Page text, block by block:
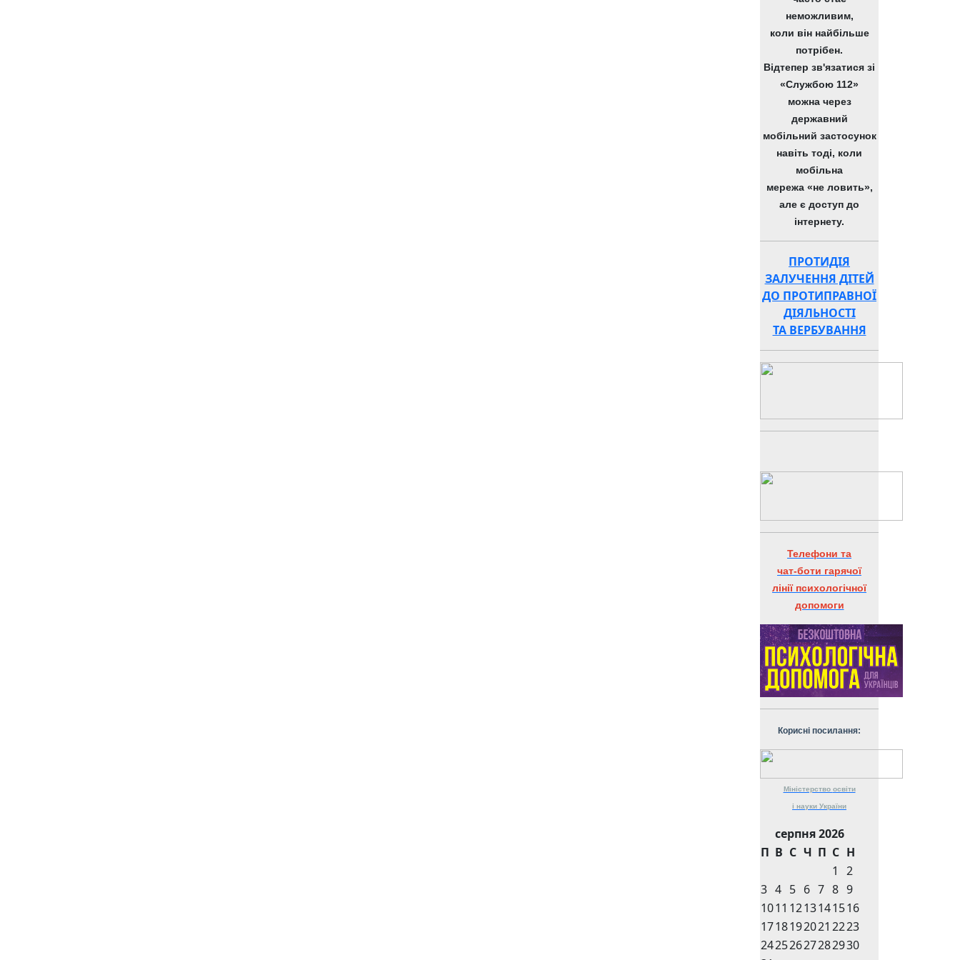
неможливим,
коли він найбільше
потрібен.
Відтепер зв'язатися зі
«Службою 112»
можна через
державний
мобільний застосунок
навіть тоді, коли
мобільна
мережа «не ловить»,
але є доступ до
інтернету.
ПРОТИДІЯ
ЗАЛУЧЕННЯ ДІТЕЙ
ДО ПРОТИПРАВНОЇ
ДІЯЛЬНОСТІ
ТА ВЕРБУВАННЯ
Телефони та
чат-боти гарячої
лінії психологічної
допомоги
Корисні посилання:
Міністерство освіти
і науки України
серпня 2026
П В С Ч П С Н
1
2
3 4 5 6 7 8 9
1011 1213141516
1718192021 2223
24252627282930